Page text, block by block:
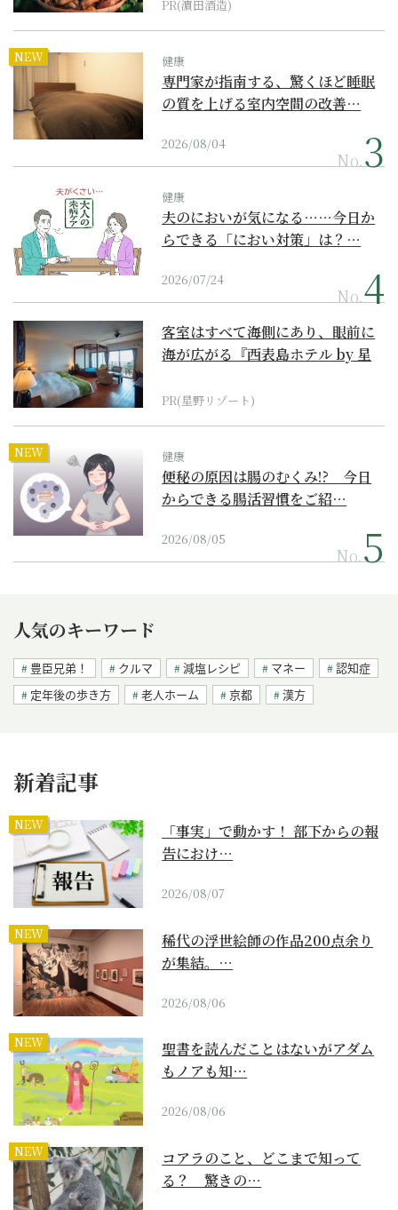
PR(濵田酒造)
NEW 健康
専門家が指南する、驚くほど睡眠
の質を上げる室内空間の改善…
2026/08/04
No.
健康
夫のにおいが気になる……今日か
らできる「におい対策」は？…
2026/07/24
No.
客室はすべて海側にあり、眼前に
海が広がる『西表島ホテル by 星
PR(星野リゾート)
NEW 健康
便秘の原因は腸のむくみ!? 今日
からできる腸活習慣をご紹…
2026/08/05
No.
人気のキーワード
豊臣兄弟！ クルマ 減塩レシピ マネー
認知症
定年後の歩き方
老人ホーム 京都 漢方
新着記事
NEW
「事実」で動かす！ 部下からの報
告におけ…
2026/08/07
NEW
稀代の浮世絵師の作品200点余り
が集結。…
2026/08/06
NEW
聖書を読んだことはないがアダム
もノアも知…
2026/08/06
NEW
コアラのこと、どこまで知って
る？ 驚きの…